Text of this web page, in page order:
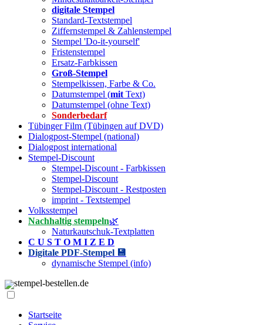
digitale Stempel
Standard-Textstempel
Ziffernstempel & Zahlenstempel
Stempel 'Do-it-yourself'
Fristenstempel
Ersatz-Farbkissen
Groß-Stempel
Stempelkissen, Farbe & Co.
Datumstempel (mit Text)
Datumstempel (ohne Text)
Sonderbedarf
Tübinger Film (Tübingen auf DVD)
Dialogpost-Stempel (national)
Dialogpost international
Stempel-Discount
Stempel-Discount - Farbkissen
Stempel-Discount
Stempel-Discount - Restposten
imprint - Textstempel
Volksstempel
Nachhaltig stempeln🌿
Naturkautschuk-Textplatten
C U S T O M I Z E D
Digitale PDF-Stempel 💾
dynamische Stempel (info)
stempel-bestellen.de
Startseite